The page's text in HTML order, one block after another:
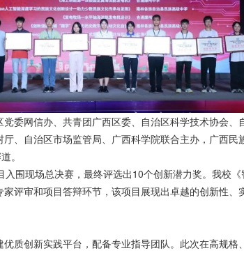
委网信办、共青团广西区委、自治区科学技术协会、
、自治区市场监管局、广西科学院联合主办，广西
。
围现场总决赛，最终评选出10个创新潜力奖。我校
评审和项目答辩环节，该项目展现出卓越的创新性
质创新实践平台，配备专业指导团队。此次在高规